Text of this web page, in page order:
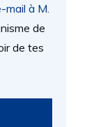
mail à M.
de
de tes